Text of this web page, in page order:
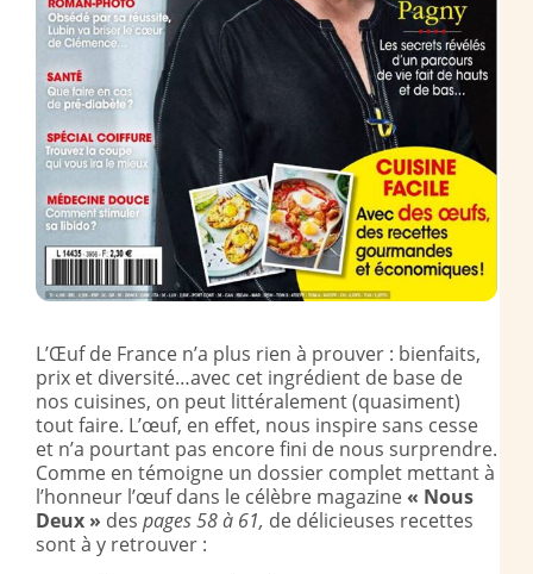
L’Œuf de France n’a plus rien à prouver : bienfaits,
prix et diversité…avec cet ingrédient de base de
nos cuisines, on peut littéralement (quasiment)
tout faire. L’œuf, en effet, nous inspire sans cesse
et n’a pourtant pas encore fini de nous surprendre.
Comme en témoigne un dossier complet mettant à
l’honneur l’œuf dans le célèbre magazine« Nous
Deux » des pages 58 à 61, de délicieuses recettes
sont à y retrouver :